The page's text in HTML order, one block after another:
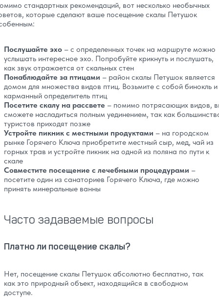
стандартных рекомендаций, вот несколько необычных
которые сделают ваше посещение скалы Петушок
Послушайте эхо – с определенных точек на маршруте можно
услышать интересное эхо. Попробуйте крикнуть и послушать,
как звук отражается от скальных стен
Понаблюдайте за птицами – район скалы Петушок является
домом для множества видов птиц. Возьмите с собой бинокль и
карманный определитель птиц
Посетите скалу на рассвете – помимо потрясающих видов,
сможете насладиться полным уединением, так как
туристов приходят позже
Устройте пикник с местными продуктами – на городском
рынке Горячего Ключа приобретите местный сыр, мед, чай из
горных трав и устройте пикник на одной из поляна по пути к
скале
Совместите посещение с лечебными процедурами –
посетите один из санаториев Горячего Ключа, где можно
принять минеральные ванны
Часто задаваемые вопросы
Платно ли посещение скалы?
Нет, посещение скалы Петушок абсолютно бесплатно, так
как это природный объект, находящийся в свободном
доступе.